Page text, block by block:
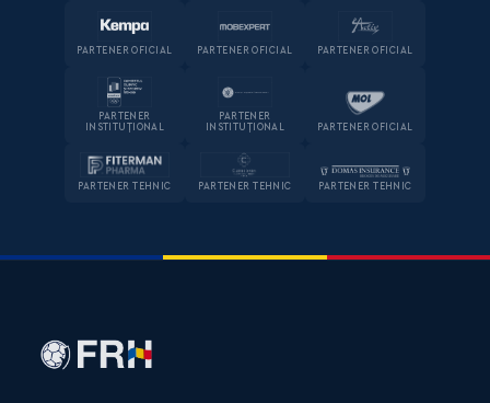
PARTENER OFICIAL PARTENER OFICIAL PARTENER OFICIAL
PARTENER
INSTITUȚIONAL
PARTENER
INSTITUȚIONAL
PARTENER OFICIAL
PARTENER TEHNIC PARTENER TEHNIC PARTENER TEHNIC